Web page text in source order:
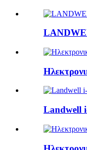
Landwell